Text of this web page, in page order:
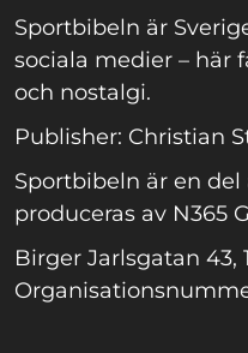
Sportbibeln är
sociala medier – här
och nostalgi.
Publisher: Christian
Sportbibeln är en del
produceras av N365
Birger Jarlsgatan 43,